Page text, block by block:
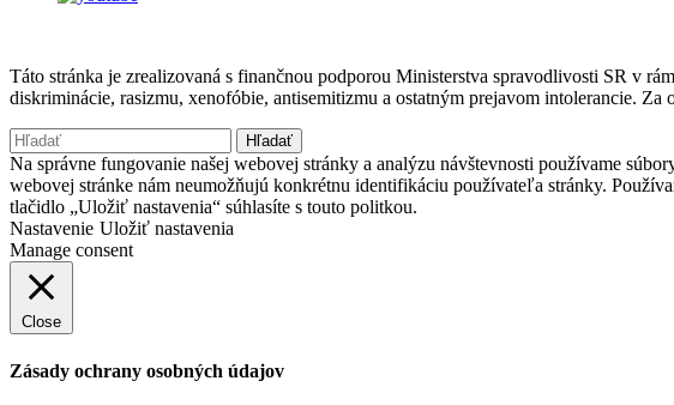
Táto stránka je zrealizovaná s finančnou podporou Ministerstva spravodlivosti SR v
diskriminácie, rasizmu, xenofóbie, antisemitizmu a ostatným prejavom intolerancie.
Hľadať:
Na správne fungovanie našej webovej stránky a analýzu návštevnosti používame
webovej stránke nám neumožňujú konkrétnu identifikáciu používateľa stránky.
tlačidlo „Uložiť nastavenia“ súhlasíte s touto politkou.
Nastavenie Uložiť nastavenia
Manage consent
Close
Zásady ochrany osobných údajov